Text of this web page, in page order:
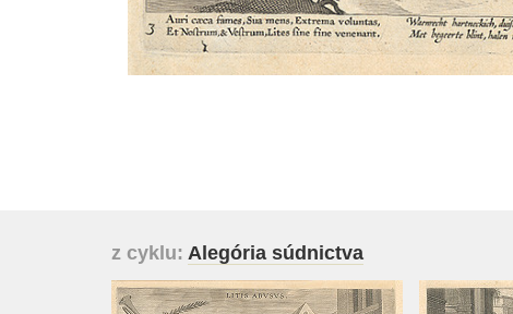
z cyklu: Alegória súdnictva